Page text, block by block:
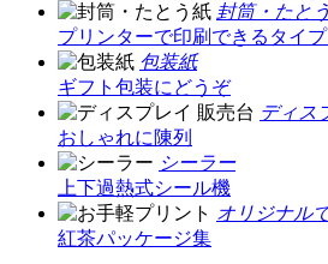
封筒・たと
プリンターで印刷できるタイプ
包装紙
ギフト包装にどうぞ
ディス
おしゃれに陳列
シーラー
上下過熱式シール機
オリジナル
紅茶パッケージ集